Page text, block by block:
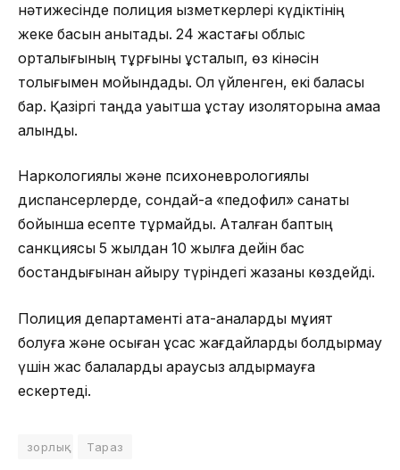
нәтижесінде полиция қызметкерлері күдіктінің
жеке басын анықтады. 24 жастағы облыс
орталығының тұрғыны ұсталып, өз кінәсін
толығымен мойындады. Ол үйленген, екі баласы
бар. Қазіргі таңда уақытша ұстау изоляторына қамаққа
алынды.
Наркологиялық және психоневрологиялық
диспансерлерде, сондай-ақ «педофил» санаты
бойынша есепте тұрмайды. Аталған баптың
санкциясы 5 жылдан 10 жылға дейін бас
бостандығынан айыру түріндегі жазаны көздейді.
Полиция департаменті ата-аналарды мұқият
болуға және осыған ұқсас жағдайларды болдырмау
үшін жас балаларды қараусыз қалдырмауға
ескертеді.
зорлық Тараз